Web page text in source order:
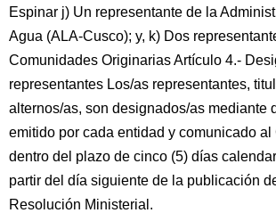
Espinar j) Un representante de la
Agua (ALA-Cusco); y, k) Dos
Comunidades Originarias Artículo 4.-
representantes Los/as representantes,
alternos/as, son designados/as mediante
emitido por cada entidad y comunicado al
dentro del plazo de cinco (5) días
partir del día siguiente de la publicación
Resolución Ministerial.